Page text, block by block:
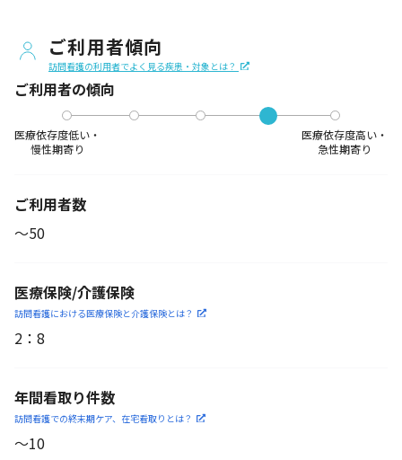
ご利用者傾向
訪問看護の利用者でよく見る疾患・対象とは？
ご利用者の傾向
医療依存度低い・
慢性期寄り
医療依存度高い・
急性期寄り
ご利用者数
〜50
医療保険/介護保険
訪問看護における医療保険と介護保険とは？
2 ： 8
年間看取り件数
訪問看護での終末期ケア、 在宅看取りとは？
〜10